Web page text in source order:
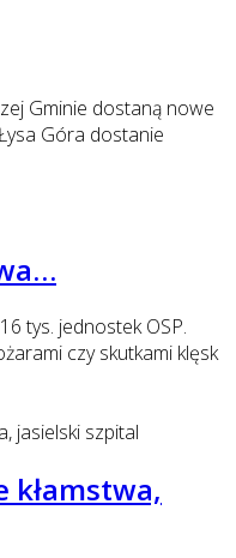
Gminie dostaną nowe
Góra dostanie
tys. jednostek OSP.
czy skutkami klęsk
kłamstwa,